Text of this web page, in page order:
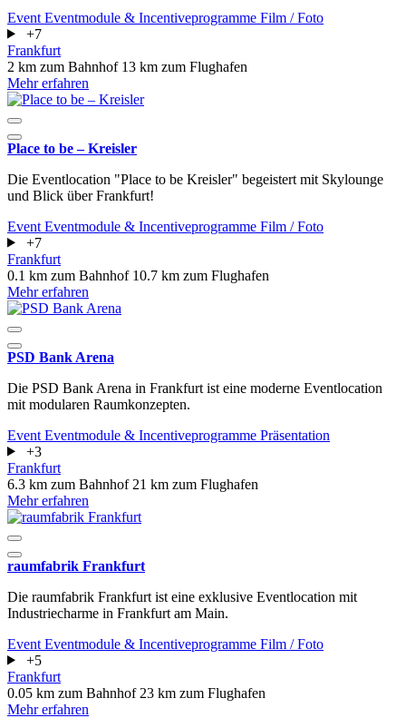
Event Eventmodule & Incentiveprogramme Film / Foto
+7
Frankfurt
2 km zum Bahnhof 13 km zum Flughafen
Mehr erfahren
Place to be – Kreisler
Die Eventlocation "Place to be Kreisler" begeistert mit Skylounge
und Blick über Frankfurt!
Event Eventmodule & Incentiveprogramme Film / Foto
+7
Frankfurt
0.1 km zum Bahnhof 10.7 km zum Flughafen
Mehr erfahren
PSD Bank Arena
Die PSD Bank Arena in Frankfurt ist eine moderne Eventlocation
mit modularen Raumkonzepten.
Event Eventmodule & Incentiveprogramme Präsentation
+3
Frankfurt
6.3 km zum Bahnhof 21 km zum Flughafen
Mehr erfahren
raumfabrik Frankfurt
Die raumfabrik Frankfurt ist eine exklusive Eventlocation mit
Industriecharme in Frankfurt am Main.
Event Eventmodule & Incentiveprogramme Film / Foto
+5
Frankfurt
0.05 km zum Bahnhof 23 km zum Flughafen
Mehr erfahren